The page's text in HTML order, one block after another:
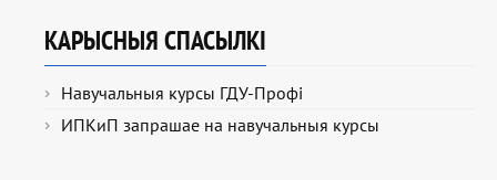
КАРЫСНЫЯ СПАСЫЛКІ
Навучальныя курсы ГДУ-Профі
ИПКиП запрашае на навучальныя курсы